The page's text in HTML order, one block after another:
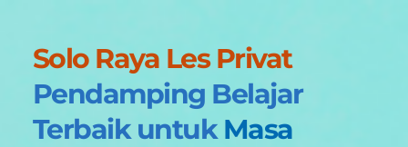
Solo Raya Les Privat
Pendamping Belajar
Terbaik untuk Masa